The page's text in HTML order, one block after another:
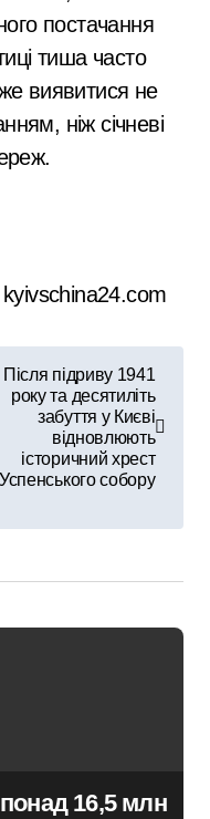
постачання
тиша часто
виявитися не
ніж січневі
kyivschina24.com
Після підриву 1941
року та десятиліть
забуття у Києві
відновлюють
історичний хрест
Успенського собору
16,5 млн